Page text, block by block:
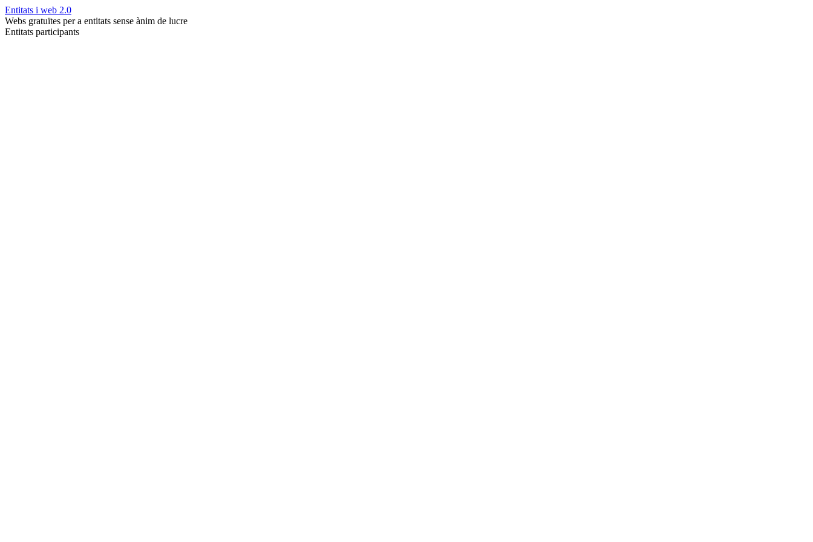
Entitats i web 2.0
Webs gratuïtes per a entitats sense ànim de lucre
Entitats participants